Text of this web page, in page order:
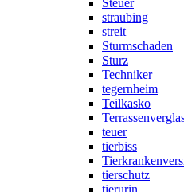
Steuer
straubing
streit
Sturmschaden
Sturz
Techniker
tegernheim
Teilkasko
teuer
tierbiss
tierschutz
tierurin